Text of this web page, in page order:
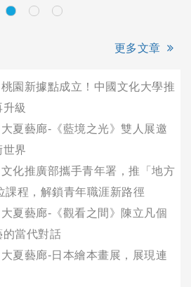
更多文章
園新據點成立！中國文化大學推
級
夏藝廊-《藍境之光》雙人展邀
世界
化推廣部攜手青年署，推「地方
課程，解鎖青年職涯新路徑
夏藝廊-《觀看之間》陳立凡個
的當代對話
夏藝廊-日本繪本畫展，展現連